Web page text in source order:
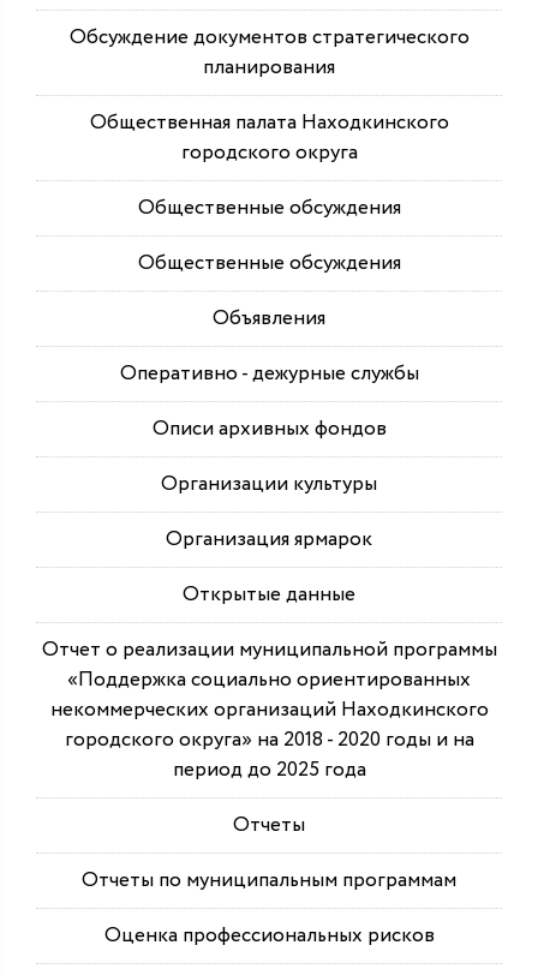
Обсуждение документов стратегического
планирования
Общественная палата Находкинского
городского округа
Общественные обсуждения
Общественные обсуждения
Объявления
Оперативно - дежурные службы
Описи архивных фондов
Организации культуры
Организация ярмарок
Открытые данные
Отчет о реализации муниципальной программы
«Поддержка социально ориентированных
некоммерческих организаций Находкинского
городского округа» на 2018 - 2020 годы и на
период до 2025 года
Отчеты
Отчеты по муниципальным программам
Оценка профессиональных рисков